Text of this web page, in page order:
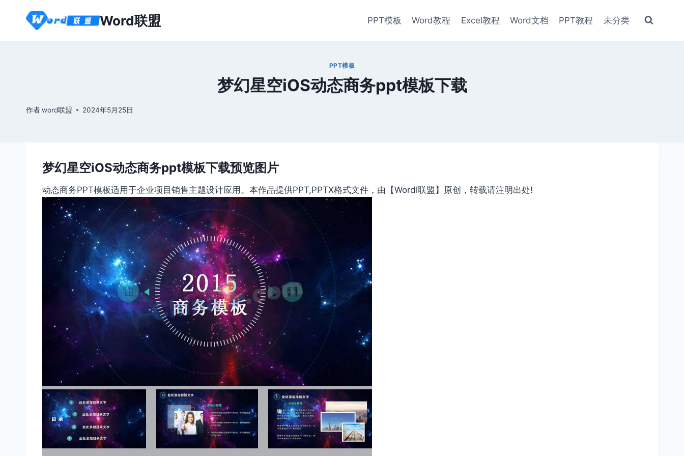
Word联盟 PPT模板 Word教程 Excel教程 Word文档 PPT教程 未分类
PPT模板
梦幻星空iOS动态商务ppt模板下载
作者word联盟 2024年5月25日
梦幻星空iOS动态商务ppt模板下载预览图片
动态商务PPT模板适用于企业项目销售主题设计应用。本作品提供PPT,PPTX格式文件，由【Wordl联盟】原创，转载请注明出处!